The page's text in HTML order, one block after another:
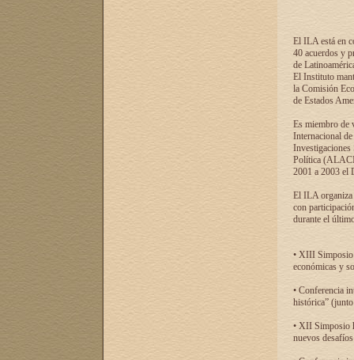
El ILA está en
40 acuerdos y
de
El Instituto
la Comisión
de Estados
Es miembro de
Internacional
Investigaciones
Política
2001 a 2003 el
El ILA organiza
con
durante el
• XIII Simposio
económicas y
• Conferencia
histórica”
• XII Simposio
nuevos